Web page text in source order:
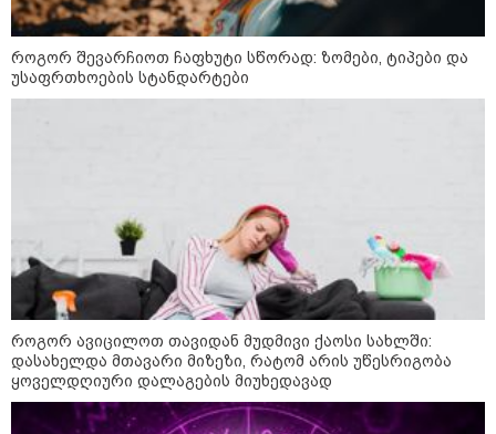
„ფასი, რაც დღეს არის,
„გაჩნდა ახალი ფონდი ნაკვეთების
- როგორც კი ახალი გზა გაივლის
სადმე, კომერციულ მიწაზე
მოთხოვნა იზრდება“
საფერავის შაქრიანობის ზღვარი
მცირდება - რა იცვლება რთველის
სუბსიდირების სქემაში
როგორ შევარჩიოთ ჩაფხუტი სწორად: ზომები, ტიპები და
უსაფრთხოების სტანდარტები
როგორ ავიცილოთ თავიდან მუდმივი ქაოსი სახლში:
დასახელდა მთავარი მიზეზი, რატომ არის უწესრიგობა
ყოველდღიური დალაგების მიუხედავად